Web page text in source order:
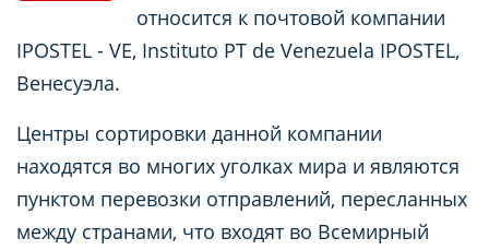
относится к почтовой компании
IPOSTEL - VE, Instituto PT de Venezuela IPOSTEL,
Венесуэла.
Центры сортировки данной компании
находятся во многих уголках мира и являются
пунктом перевозки отправлений, пересланных
между странами, что входят во Всемирный